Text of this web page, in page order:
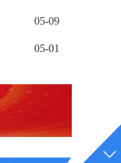
05-09
05-01